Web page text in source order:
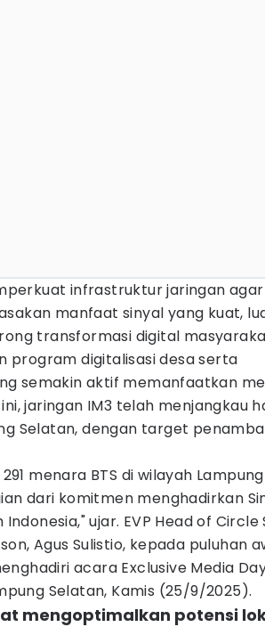
infrastruktur jaringan agar
manfaat sinyal yang kuat,
transformasi digital
program digitalisasi desa serta
semakin aktif memanfaatkan
jaringan IM3 telah menjangkau
Selatan, dengan target
menara BTS di wilayah
dari komitmen menghadirkan
ujar. EVP Head of
Agus Sulistio, kepada puluhan
acara Exclusive Media
Selatan, Kamis (25/9/2025).
mengoptimalkan potensi